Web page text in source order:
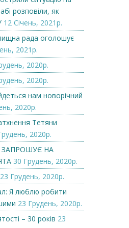
розповіли, як
12 Січень, 2021р.
рада оголошує
2021р.
2020р.
2020р.
нам новорічний
2020р.
Тетяни
2020р.
ЗАПРОШУЄ НА
30 Грудень, 2020р.
23 Грудень, 2020р.
Я люблю робити
23 Грудень, 2020р.
– 30 років 23